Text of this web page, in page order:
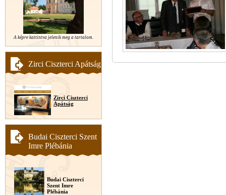
A képre kattintva jelenik meg a tartalom.
Zirci Ciszterci Apátság
Zirci Ciszterci
Apátság
Budai Ciszterci Szent
Imre Plébánia
Budai Ciszterci
Szent Imre
Plébánia